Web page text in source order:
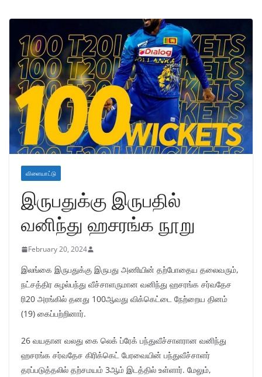
விளையாட்டு
இருபதுக்கு இருபதில்
வனிந்து ஹசரங்க நூறு
February 20, 2024
இலங்கை இருபதுக்கு இருபது அணியின் தற்போதைய தலைவரும்,
நட்சத்திர சுழல்பந்து வீச்சாளருமான வனிந்து ஹசரங்க சர்வதேச
ரி20 அரங்கில் தனது 100ஆவது விக்கெட்டை நேற்றைய தினம்
(19) கைப்பற்றினார்.
26 வயதான வலது கை லெக் ப்ரேக் பந்துவீச்சாளரான வனிந்து
ஹசரங்க சர்வதேச கிரிக்கெட் பேரவையின் பந்துவீச்சாளர்
தரப்படுத்தலில் தற்சமயம் 3ஆம் இடத்தில் உள்ளார். மேலும்,